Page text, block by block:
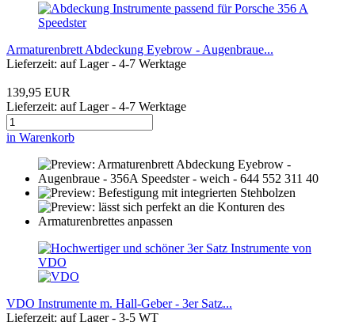
Armaturenbrett Abdeckung Eyebrow - Augenbraue...
Lieferzeit: auf Lager - 4-7 Werktage
139,95 EUR
Lieferzeit: auf Lager - 4-7 Werktage
in Warenkorb
VDO Instrumente m. Hall-Geber - 3er Satz...
Lieferzeit: auf Lager - 3-5 WT